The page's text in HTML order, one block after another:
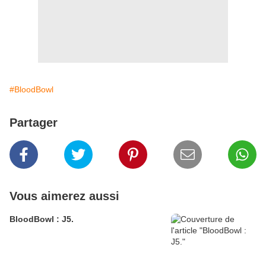
#BloodBowl
Partager
Vous aimerez aussi
BloodBowl : J5.